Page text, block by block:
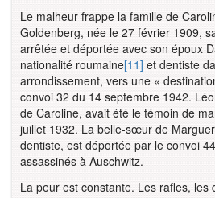
Le malheur frappe la famille de
Goldenberg, née le 27 février 1909,
arrêtée et déportée avec son époux
nationalité roumaine[11] et dentiste
arrondissement, vers une «
convoi 32 du 14 septembre 1942.
de Caroline, avait été le témoin de
juillet 1932. La belle-sœur de
dentiste, est déportée par le convoi
assassinés à Auschwitz.
La peur est constante. Les rafles, les